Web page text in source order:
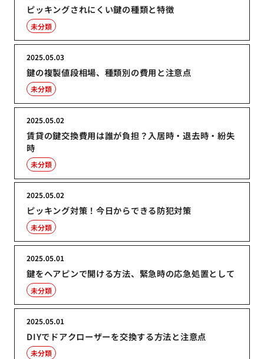
ピッキングされにくい鍵の種類と特徴
未分類
鍵の複製値段相場、種類別の費用と注意点
2025.05.03
未分類
賃貸の鍵交換費用は誰が負担？入居時・退去時・紛失
時
2025.05.02
未分類
ピッキング対策！今日からできる防犯対策
2025.05.02
未分類
鍵をヘアピンで開ける方法、緊急時の応急処置として
2025.05.01
未分類
DIYでドアクローザーを交換する方法と注意点
2025.05.01
未分類